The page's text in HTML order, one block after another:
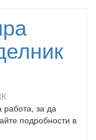
за да
подробности в